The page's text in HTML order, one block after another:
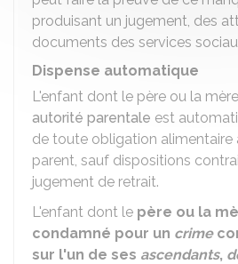
produisant un jugement, des
documents des services
Dispense automatique
L'enfant dont le père ou la
autorité parentale est
de toute obligation alimentaire
parent, sauf dispositions
jugement de retrait.
L'enfant dont le père ou la
condamné pour un crime
sur l'un de ses ascendants,